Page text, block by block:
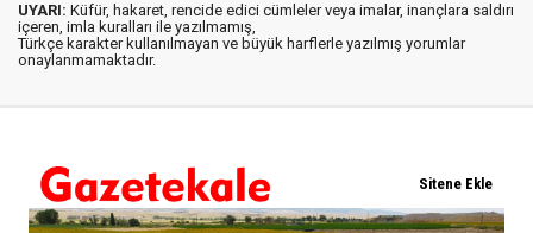
UYARI: Küfür, hakaret, rencide edici cümleler veya imalar, inançlara saldırı
içeren, imla kuralları ile yazılmamış,
Türkçe karakter kullanılmayan ve büyük harflerle yazılmış yorumlar
onaylanmamaktadır.